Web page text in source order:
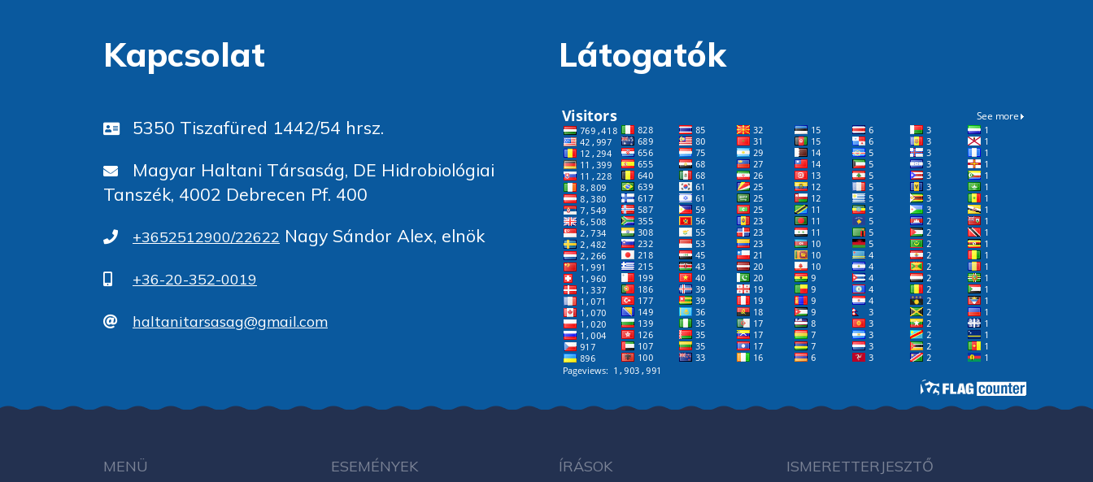
Kapcsolat
5350 Tiszafüred 1442/54 hrsz.
Magyar Haltani Társaság, DE Hidrobiológiai
Tanszék, 4002 Debrecen Pf. 400
+3652512900/22622 Nagy Sándor Alex, elnök
+36-20-352-0019
haltanitarsasag@gmail.com
Látogatók
MENÜ ESEMÉNYEK ÍRÁSOK ISMERETTERJESZTŐ